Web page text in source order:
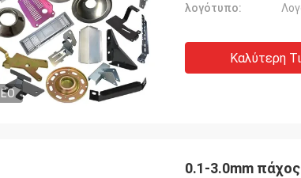
λογότυπο:
Καλύτερη
0.1-3.0mm